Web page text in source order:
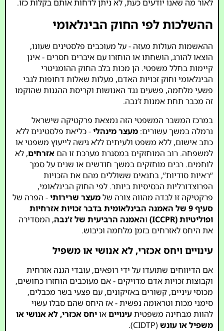
לאור מה שאנו יודעים כעת, לא ניתן לדחות אותם בקלות כזו.
ההשלכות לפי החוק הבינלאומי
ההאשמות העולות מעזה - על מעוכבים פלסטינים שעונו,
הוצאו להורג, הושחתו או הוחזרו עם איברים חסרים - אינן
קיימות בחלל משפטי. הן מכות בלב החוק ההומניטרי
הבינלאומי וחוק זכויות האדם, מעלות שאלות דחופות לגבי
פשעי מלחמה, פשעים נגד האנושות וקריסת ההגנות שהוקמו
זה מכבר תחת אמנות ז’נבה.
במרכז המשבר המשפטי הזה נמצאת פרקטיקה שישראל
נרמלה במשך עשורים:מעצר מינהלי- כליאת פלסטינים ללא
כתב אישום, ללא משפט ולעיתים ללא גישה לייעוץ משפטי או
למשפחה. רוב המוחזקים במסגרת מערכת זו הםאזרחים, לא
לוחמים. רבים מוחזקים במשך חודשים או שנים על סמך
“ראיות סודיות”, בתנאים ששוללים מהם את הזכויות
הפרוצדורליות הבסיסיות ביותר. לפי החוק הבינלאומי,
פרקטיקה זו לבדה מהווה צורה שלמעצר שרירותי- הפרה של
סעיף 9 של האמנה הבינלאומית בדבר זכויות אזרחיות
ופוליטיות (ICCPR)
והאמנה הרביעית של ז’נבה, המסדירה
את היחס לאזרחים בזמן מלחמה וכיבוש.
עינויים ויחס אכזרי, לא אנושי או משפיל
אם הדיווחים שתועדו על ידי רופאים, עובדי הגנה אזרחית
וקבוצות זכויות אדם מדויקים - אם מעוכבים הוחזרו כחושים,
מכוסי עיניים, קשורים באזיקונים, עם פצעי בשר מכבלים,
סימני מכות וטראומה נפשית - אז היחס שהם סבלו עשוי
להוות מבחינה משפטיתעינוייםאויחס אכזרי, לא אנושי או
משפיל או עונש (CIDTP).